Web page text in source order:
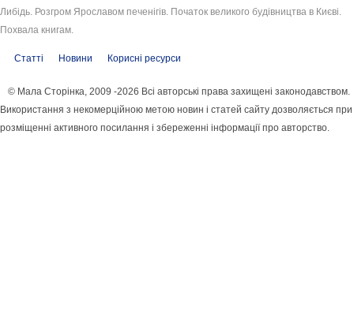
Либідь. Розгром Ярославом печенігів. Початок великого будівництва в Києві.
Похвала книгам.
Статті Новини Корисні ресурси
© Мала Сторінка, 2009 -2026 Всі авторські права захищені законодавством.
Використання з некомерційною метою новин і статей сайту дозволяється при
розміщенні активного посилання і збереженні інформації про авторство.